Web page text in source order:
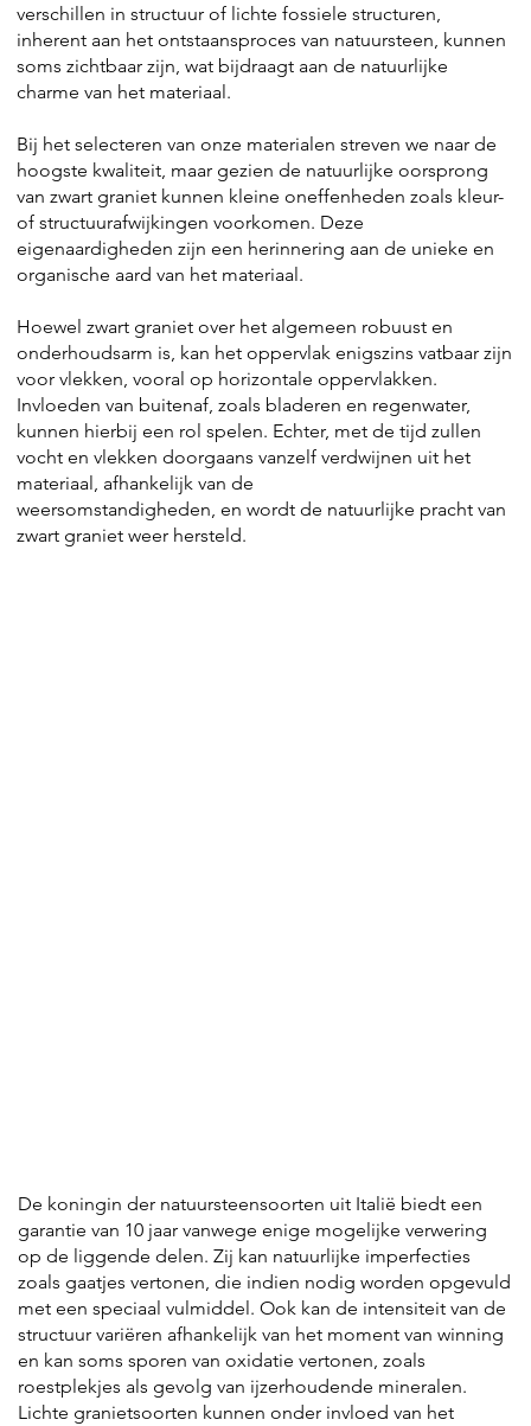
verschillen in structuur of lichte fossiele structuren,
inherent aan het ontstaansproces van natuursteen, kunnen
soms zichtbaar zijn, wat bijdraagt aan de natuurlijke
charme van het materiaal.
Bij het selecteren van onze materialen streven we naar de
hoogste kwaliteit, maar gezien de natuurlijke oorsprong
van zwart graniet kunnen kleine oneffenheden zoals kleur-
of structuurafwijkingen voorkomen. Deze
eigenaardigheden zijn een herinnering aan de unieke en
organische aard van het materiaal.
Hoewel zwart graniet over het algemeen robuust en
onderhoudsarm is, kan het oppervlak enigszins vatbaar zijn
voor vlekken, vooral op horizontale oppervlakken.
Invloeden van buitenaf, zoals bladeren en regenwater,
kunnen hierbij een rol spelen. Echter, met de tijd zullen
vocht en vlekken doorgaans vanzelf verdwijnen uit het
materiaal, afhankelijk van de
weersomstandigheden, en wordt de natuurlijke pracht van
zwart graniet weer hersteld.
De koningin der natuursteensoorten uit Italië biedt een
garantie van 10 jaar vanwege enige mogelijke verwering
op de liggende delen. Zij kan natuurlijke imperfecties
zoals gaatjes vertonen, die indien nodig worden opgevuld
met een speciaal vulmiddel. Ook kan de intensiteit van de
structuur variëren afhankelijk van het moment van winning
en kan soms sporen van oxidatie vertonen, zoals
roestplekjes als gevolg van ijzerhoudende mineralen.
Lichte granietsoorten kunnen onder invloed van het